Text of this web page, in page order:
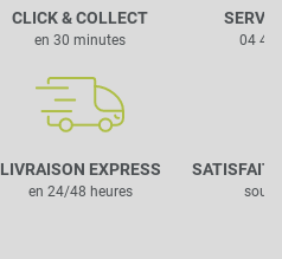
CLICK & COLLECT
en 30 minutes
LIVRAISON EXPRESS
en 24/48 heures
04 42
SATISFAIT
sous